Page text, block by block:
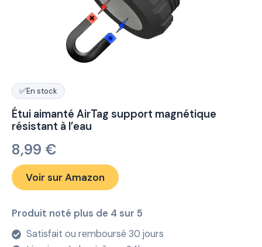
✅En stock
Étui aimanté AirTag support magnétique
résistant à l’eau
8,99 €
Voir sur Amazon
Produit noté plus de 4 sur 5
Satisfait ou remboursé 30 jours